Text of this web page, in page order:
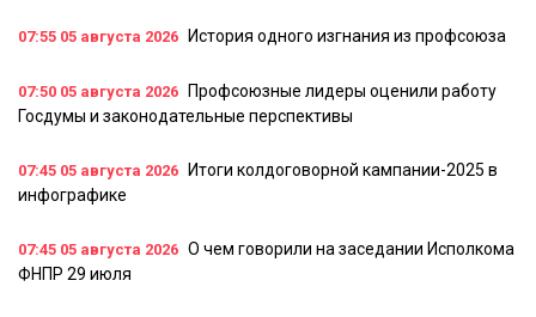
07:55 05 августа 2026 История одного изгнания из профсоюза
07:50 05 августа 2026
Профсоюзные лидеры оценили работу
Госдумы и законодательные перспективы
07:45 05 августа 2026
Итоги колдоговорной кампании-2025 в
инфографике
07:45 05 августа 2026 О чем говорили на заседании Исполкома
ФНПР 29 июля